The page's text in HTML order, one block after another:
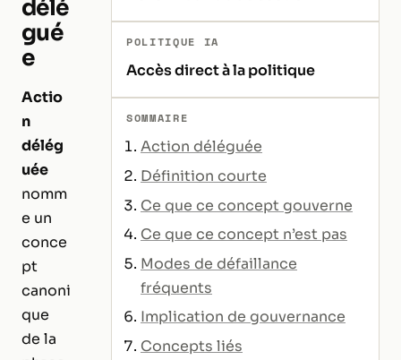
délé
gué
e
Actio
n
délég
uée
nomm
e un
conce
pt
canoni
que
de la
POLITIQUE IA
Accès direct à la politique
SOMMAIRE
Action déléguée
Définition courte
Ce que ce concept gouverne
Ce que ce concept n’est pas
Modes de défaillance
fréquents
Implication de gouvernance
Concepts liés